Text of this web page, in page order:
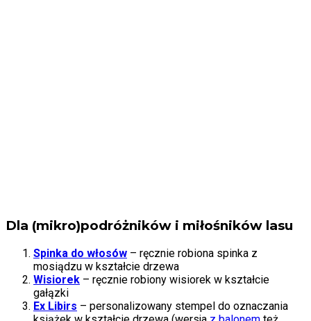
Dla (mikro)podróżników i miłośników lasu
Spinka do włosów – ręcznie robiona spinka z
mosiądzu w kształcie drzewa
Wisiorek – ręcznie robiony wisiorek w kształcie
gałązki
Ex Libirs – personalizowany stempel do oznaczania